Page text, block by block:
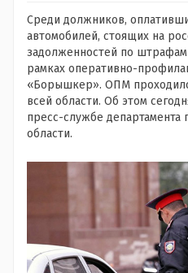
Среди должников,
автомобилей, стоящих на
задолженностей по
рамках оперативно-
«Борышкер». ОПМ
всей области. Об этом
пресс-службе департамента
области.